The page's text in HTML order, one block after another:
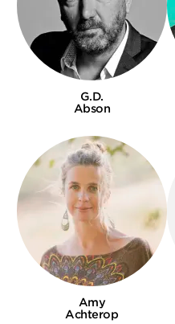
G.D.
Abson
Amy
Achterop